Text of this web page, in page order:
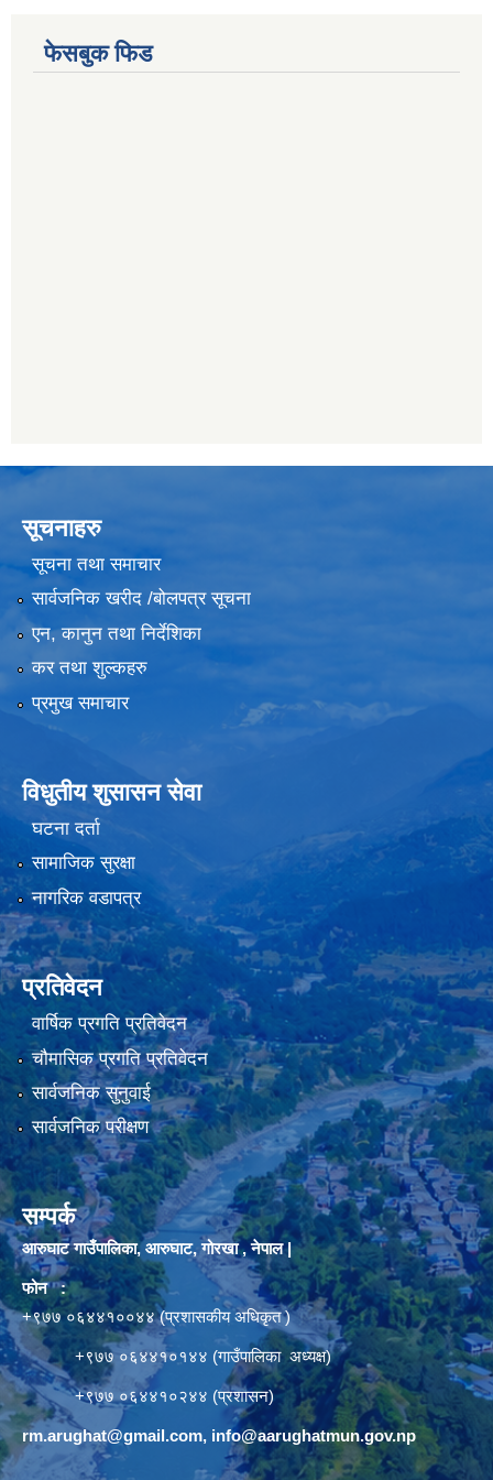
फेसबुक फिड
सूचनाहरु
सूचना तथा समाचार
सार्वजनिक खरीद /बोलपत्र सूचना
एन, कानुन तथा निर्देशिका
कर तथा शुल्कहरु
प्रमुख समाचार
विधुतीय शुसासन सेवा
घटना दर्ता
सामाजिक सुरक्षा
नागरिक वडापत्र
प्रतिवेदन
वार्षिक प्रगति प्रतिवेदन
चौमासिक प्रगति प्रतिवेदन
सार्वजनिक सुनुवाई
सार्वजनिक परीक्षण
सम्पर्क
आरुघाट गाउँपालिका, आरुघाट, गोरखा , नेपाल |
फोन :
+९७७ ०६४४१००४४ (प्रशासकीय अधिकृत )
+९७७ ०६४४१०१४४ (गाउँपालिका अध्यक्ष)
+९७७ ०६४४१०२४४ (प्रशासन)
rm.arughat@gmail.com, info@aarughatmun.gov.np